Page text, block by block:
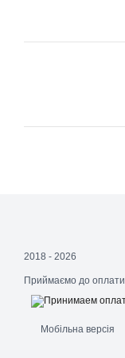
2018 - 2026
Приймаємо до оплати
Мобільна версія